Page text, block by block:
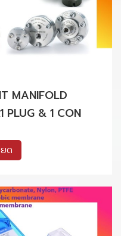
MANIFOLD
PLUG & 1 CON
ด